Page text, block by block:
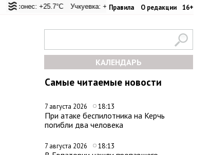
Правила О редакции 16+
+25.7°C Учкуевка: +25.5°C Кача: +26.2°C Николаевка:
+28°C Феодосия: +27.4°C Херсонесский маяк:
КАЛЕНДАРЬ
Самые читаемые новости
7 августа 2026 18:13
При атаке беспилотника на Керчь
погибли два человека
7 августа 2026 18:13